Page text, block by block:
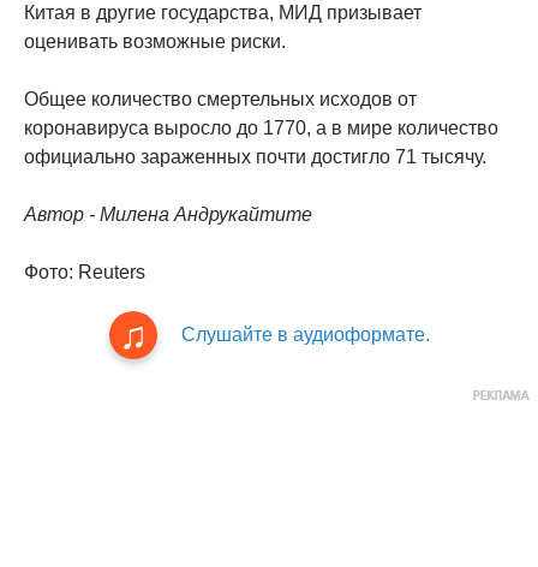
Китая в другие государства, МИД призывает
оценивать возможные риски.
Общее количество смертельных исходов от
коронавируса выросло до 1770, а в мире количество
официально зараженных почти достигло 71 тысячу.
Автор - Милена Андрукайтите
Фото: Reuters
Слушайте в аудиоформате.